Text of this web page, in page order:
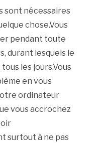
sont nécessaires
chose.Vous
pendant toute
durant lesquels le
les jours.Vous
en vous
ordinateur
vous accrochez
surtout à ne pas